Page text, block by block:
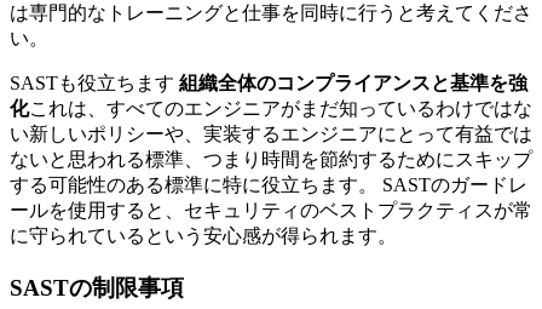
は専門的なトレーニングと仕事を同時に行うと考えてくださ
い。
SASTも役立ちます 組織全体のコンプライアンスと基準を強
化これは、すべてのエンジニアがまだ知っているわけではな
い新しいポリシーや、実装するエンジニアにとって有益では
ないと思われる標準、つまり時間を節約するためにスキップ
する可能性のある標準に特に役立ちます。 SASTのガードレ
ールを使用すると、セキュリティのベストプラクティスが常
に守られているという安心感が得られます。
SASTの制限事項